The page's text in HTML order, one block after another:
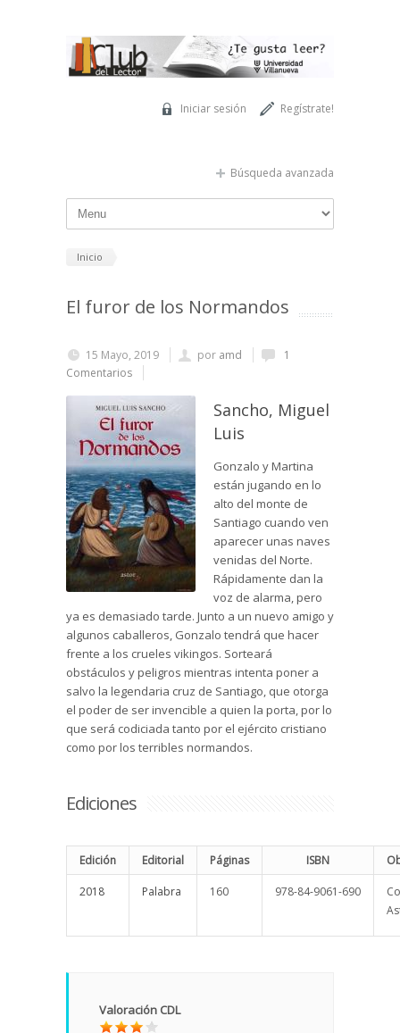
Regístrate!
Iniciar sesión
Búsqueda avanzada
Inicio
El furor de los Normandos
15 Mayo, 2019 por amd
1
Comentarios
Sancho, Miguel
Luis
Gonzalo y Martina
están jugando en lo
alto del monte de
Santiago cuando ven
aparecer unas naves
venidas del Norte.
Rápidamente dan la
voz de alarma, pero
ya es demasiado tarde. Junto a un nuevo amigo y
algunos caballeros, Gonzalo tendrá que hacer
frente a los crueles vikingos. Sorteará
obstáculos y peligros mientras intenta poner a
salvo la legendaria cruz de Santiago, que otorga
el poder de ser invencible a quien la porta, por lo
que será codiciada tanto por el ejército cristiano
como por los terribles normandos.
Ediciones
Edición Editorial Páginas ISBN
2018 Palabra 160 978-84-9061-690
Valoración CDL